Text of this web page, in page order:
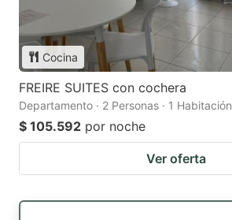
Cocina
FREIRE SUITES con cochera
Departamento · 2 Personas · 1 Habitación
$ 105.592 por noche
Ver oferta